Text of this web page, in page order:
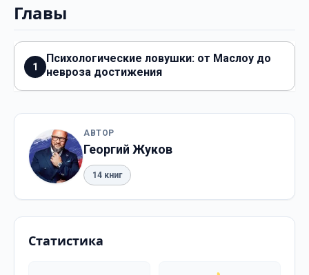
Главы
1
Психологические ловушки: от Маслоу до
невроза достижения
АВТОР
Георгий Жуков
14 книг
Статистика